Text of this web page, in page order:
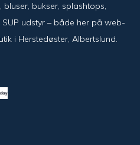
bluser, bukser, splash­tops,
udstyr – både her på web­
i Her­sted­øster, Alberts­lund.